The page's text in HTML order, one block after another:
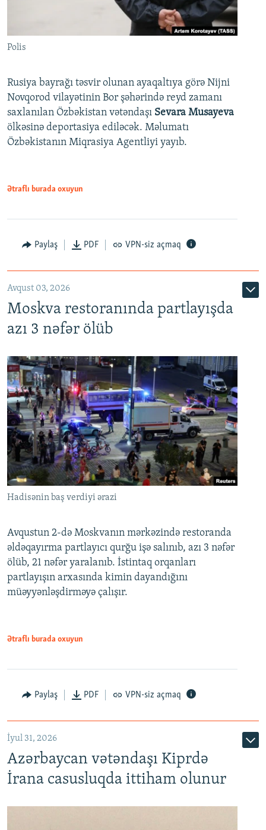
Polis
Rusiya bayrağı təsvir olunan ayaqaltıya görə Nijni
Novqorod vilayətinin Bor şəhərində reyd zamanı
saxlanılan Özbəkistan vətəndaşı Sevara Musayeva
ölkəsinə deportasiya ediləcək. Məlumatı
Özbəkistanın Miqrasiya Agentliyi yayıb.
Ətraflı burada oxuyun
Paylaş PDF VPN-siz açmaq
Avqust 03, 2026
Moskva restoranında partlayışda
azı 3 nəfər ölüb
Hadisənin baş verdiyi ərazi
Avqustun 2-də Moskvanın mərkəzində restoranda
əldəqayırma partlayıcı qurğu işə salınıb, azı 3 nəfər
ölüb, 21 nəfər yaralanıb. İstintaq orqanları
partlayışın arxasında kimin dayandığını
müəyyənləşdirməyə çalışır.
Ətraflı burada oxuyun
Paylaş PDF VPN-siz açmaq
İyul 31, 2026
Azərbaycan vətəndaşı Kiprdə
İrana casusluqda ittiham olunur